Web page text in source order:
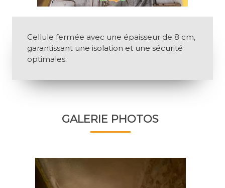
Cellule fermée avec une épaisseur de 8 cm,
garantissant une isolation et une sécurité
optimales.
GALERIE PHOTOS